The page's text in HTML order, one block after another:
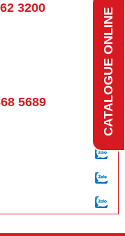
CATALOGUE ONLINE
3200
5689